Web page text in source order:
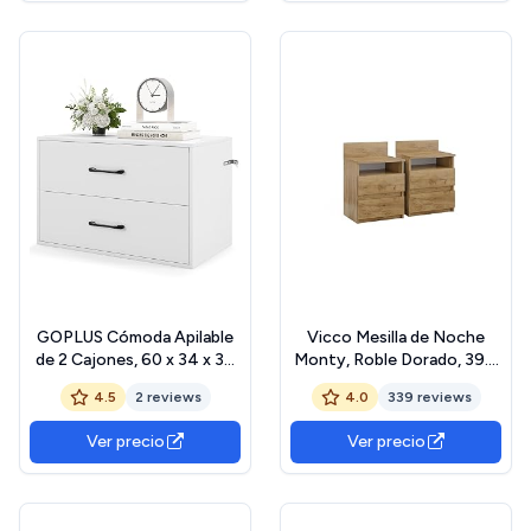
GOPLUS Cómoda Apilable
de 2 Cajones, 60 x 34 x 38
cm, Cajonera de Madera
con Almohadillas
Antiarañazos y Dispositivo
Antivuelco, Mesita de
Noche Dormitorio
4.5 2 reviews
Ver precio
Vicco Mesilla de Noche
Monty, Roble Dorado, 39.6
x 59.1 cm Lote de 2
4.0 339 reviews
Ver precio